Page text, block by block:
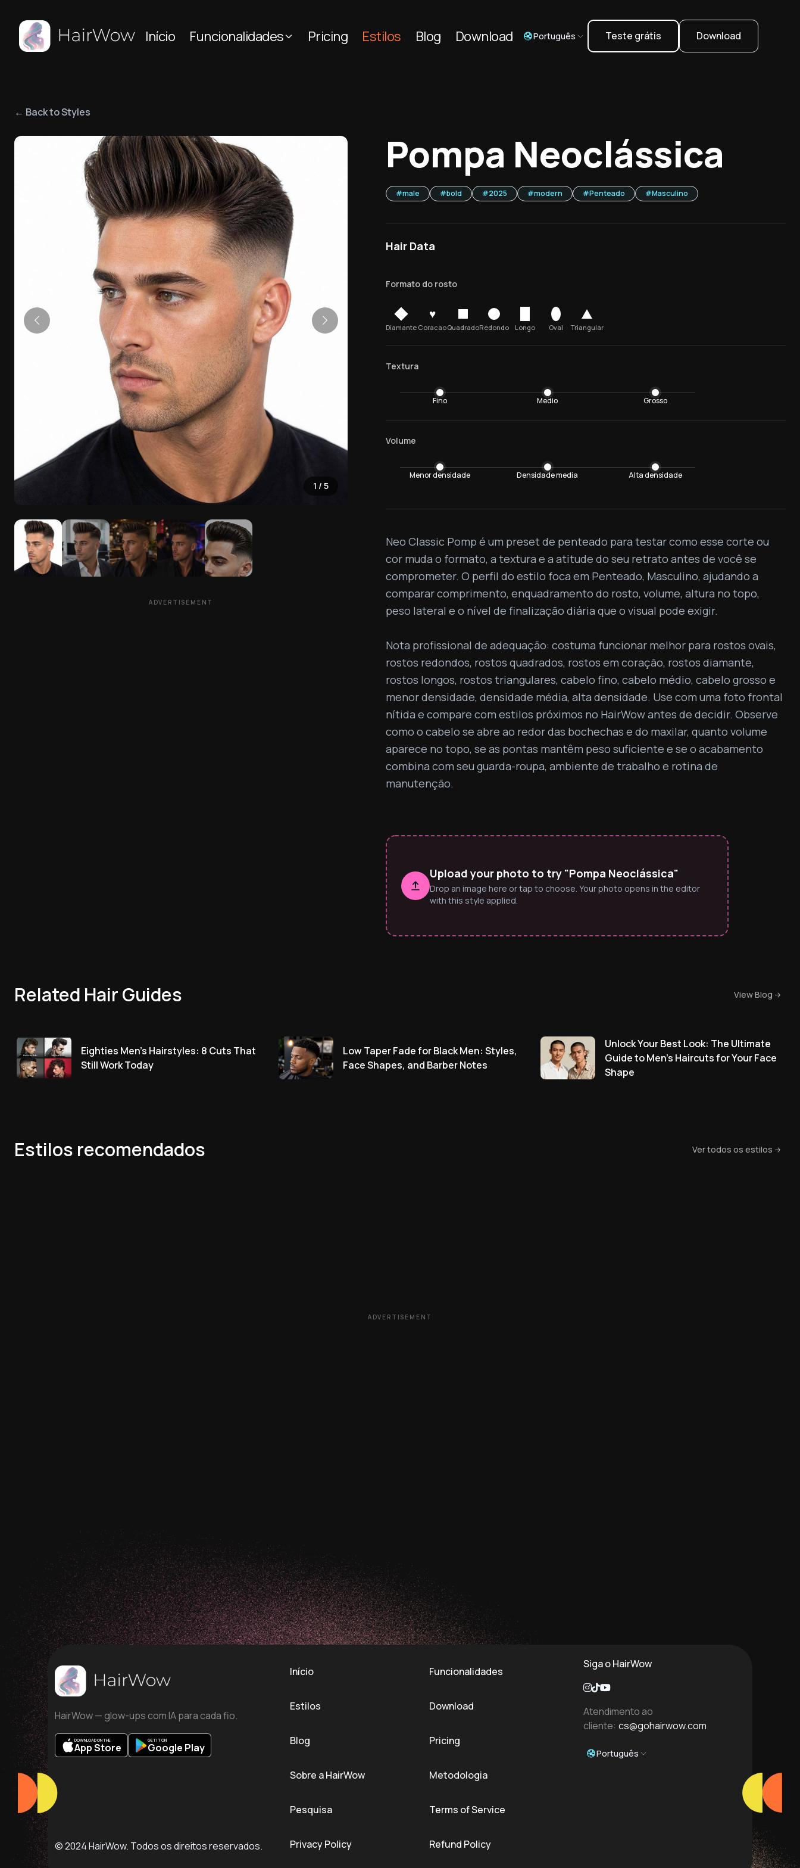
Início Funcionalidades Pricing Estilos Blog Download Português Teste grátis Download
← Back to Styles
1 / 5
ADVERTISEMENT
Pompa Neoclássica
#male #bold #2025 #modern #Penteado #Masculino
Hair Data
Formato do rosto
Diamante
♥
CoracaoQuadradoRedondo Longo Oval Triangular
Textura
Fino Medio Grosso
Volume
Menor densidade Densidade media Alta densidade
Neo Classic Pomp é um preset de penteado para testar como esse corte ou
cor muda o formato, a textura e a atitude do seu retrato antes de você se
comprometer. O perfil do estilo foca em Penteado, Masculino, ajudando a
comparar comprimento, enquadramento do rosto, volume, altura no topo,
peso lateral e o nível de finalização diária que o visual pode exigir.
Nota profissional de adequação: costuma funcionar melhor para rostos ovais,
rostos redondos, rostos quadrados, rostos em coração, rostos diamante,
rostos longos, rostos triangulares, cabelo fino, cabelo médio, cabelo grosso e
menor densidade, densidade média, alta densidade. Use com uma foto frontal
nítida e compare com estilos próximos no HairWow antes de decidir. Observe
como o cabelo se abre ao redor das bochechas e do maxilar, quanto volume
aparece no topo, se as pontas mantêm peso suficiente e se o acabamento
combina com seu guarda-roupa, ambiente de trabalho e rotina de
manutenção.
Upload your photo to try "Pompa Neoclássica"
Drop an image here or tap to choose. Your photo opens in the editor
with this style applied.
Related Hair Guides View Blog
Eighties Men’s Hairstyles: 8 Cuts That
Still Work Today
Low Taper Fade for Black Men: Styles,
Face Shapes, and Barber Notes
Unlock Your Best Look: The Ultimate
Guide to Men's Haircuts for Your Face
Shape
Estilos recomendados Ver todos os estilos
ADVERTISEMENT
HairWow — glow-ups com IA para cada fio.
DOWNLOAD ON THE
App Store
GET IT ON
Google Play
Início Funcionalidades
Estilos Download
Blog Pricing
Sobre a HairWow Metodologia
Pesquisa Terms of Service
Privacy Policy Refund Policy
Siga o HairWow
Atendimento ao
cliente: cs@gohairwow.com
Português
© 2024 HairWow. Todos os direitos reservados.